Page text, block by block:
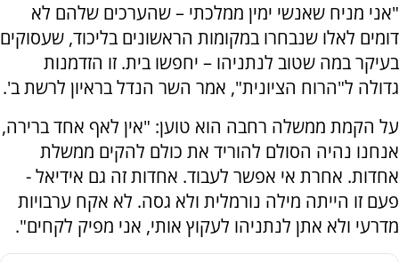
"אני מניח שאנשי ימין ממלכתי – שהערכים שלהם לא
דומים לאלו שנבחרו במקומות הראשונים בליכוד, שעסוקים
בעיקר במה שטוב לנתניהו – יחפשו בית. זו הזדמנות
גדולה ל"הרוח הציונית", אמר השר הנדל בראיון לרשת ב'.
על הקמת ממשלה רחבה הוא טוען: "אין לאף אחד ברירה,
אנחנו נהיה הסולם להוריד את כולם להקים ממשלת
אחדות. אחרת אי אפשר לעבוד. אחדות זה גם אידיאל -
פעם זו הייתה מילה נורמלית ולא גסה. לא אקח ערבויות
מדרעי ולא אתן לנתניהו לעקוץ אותי, אני מפיק לקחים".